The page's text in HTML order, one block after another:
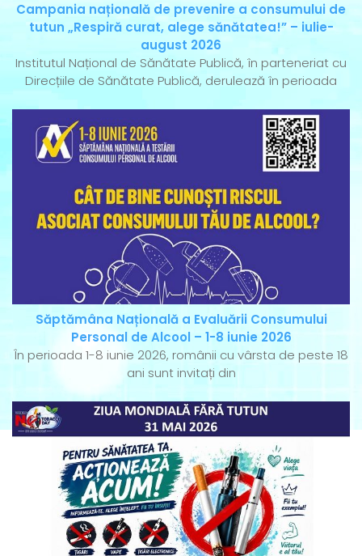
Campania națională de prevenire a consumului de
tutun „Respiră curat, alege sănătatea!” – iulie-
august 2026
Institutul Național de Sănătate Publică, în parteneriat cu
Direcțiile de Sănătate Publică, derulează în perioada
Săptămâna Națională a Evaluării Consumului
Personal de Alcool – 1-8 iunie 2026
În perioada 1-8 iunie 2026, românii cu vârsta de peste 18
ani sunt invitați din